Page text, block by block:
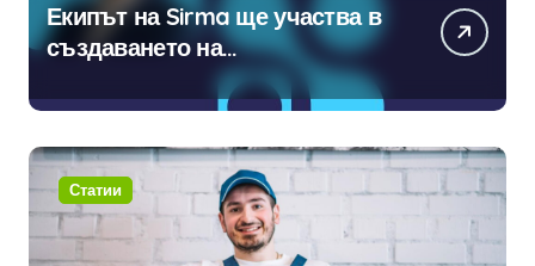
Екипът на Sirma ще участва в
създаването на
международните стандарти за
навлизане на изкуствен
интелект в хотелиерството
Статии